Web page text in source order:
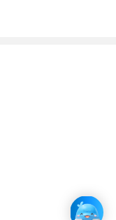
制尿酸重吸收